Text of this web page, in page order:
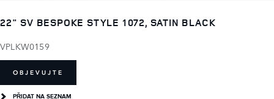
22" SV BESPOKE STYLE 1072, SATIN BLACK
VPLKW0159
OBJEVUJTE
PŘIDAT NA SEZNAM